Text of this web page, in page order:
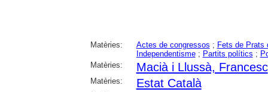
Matèries: Actes de congressos ; Fets de Prats
Independentisme; Partits polítics ;
Matèries:
Macià i Llussà, Francesc
Matèries: Estat Català